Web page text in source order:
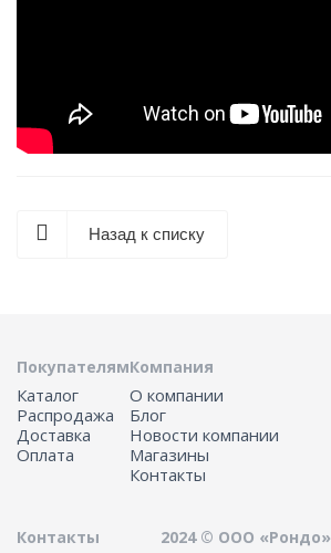
Назад к списку
Покупателям
Каталог
Распродажа
Доставка
Оплата
Компания
О компании
Блог
Новости компании
Магазины
Контакты
Контакты 2024 © ООО «Рондо»